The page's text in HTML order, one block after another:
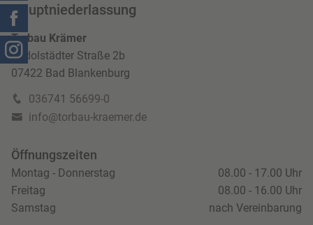
Hauptniederlassung
Torbau Krämer
Rudolstädter Straße 2b
07422 Bad Blankenburg
036741 56699-0
info@torbau-kraemer.de
Öffnungszeiten
Montag - Donnerstag
08.00 - 17.00 Uhr
Freitag
08.00 - 16.00 Uhr
Samstag
nach Vereinbarung